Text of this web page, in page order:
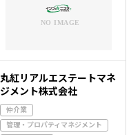
丸紅リアルエステートマネ
ジメント株式会社
仲介業
管理・プロパティマネジメント